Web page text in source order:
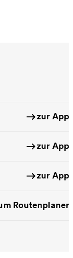
zur App
zur App
zur App
Routenplaner